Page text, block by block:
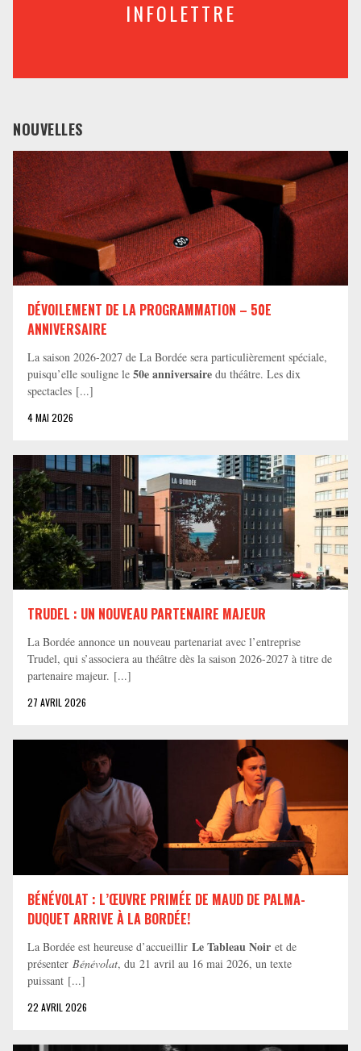
INFOLETTRE
NOUVELLES
DÉVOILEMENT DE LA PROGRAMMATION – 50E
ANNIVERSAIRE
La saison 2026-2027 de La Bordée sera particulièrement spéciale,
puisqu’elle souligne le 50e anniversaire du théâtre. Les dix
spectacles [...]
4 MAI 2026
TRUDEL : UN NOUVEAU PARTENAIRE MAJEUR
La Bordée annonce un nouveau partenariat avec l’entreprise
Trudel, qui s’associera au théâtre dès la saison 2026-2027 à titre de
partenaire majeur. [...]
27 AVRIL 2026
BÉNÉVOLAT : L’ŒUVRE PRIMÉE DE MAUD DE PALMA-
DUQUET ARRIVE À LA BORDÉE!
La Bordée est heureuse d’accueillir Le Tableau Noir et de
présenter Bénévolat, du 21 avril au 16 mai 2026, un texte
puissant [...]
22 AVRIL 2026